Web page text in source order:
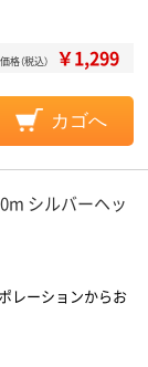
格（税込） ￥1,299
カゴへ
シルバーヘッ
レーションからお